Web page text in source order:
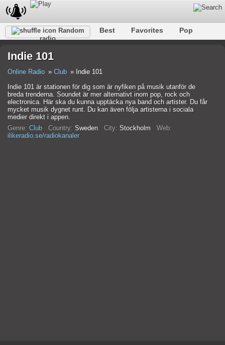
Random
radio
Best Favorites
Pop
Hip-Hop
Indie 101
Online Radio Club
Indie 101
Indie 101 är stationen för dig som är nyfiken på musik utanför de
breda trenderna. Soundet är mer alternativt inom pop, rock och
electronica. Här ska du kunna upptäcka nya band och artister. Du får
mycket musik dygnet runt. Du kan även följa artisterna i sociala
medier direkt i appen.
Genre: Club Country: Sweden City: Stockholm Web:
ilikeradio.se/radiokanaler